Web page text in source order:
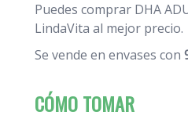
Puedes comprar DHA
LindaVita al mejor precio.
Se vende en envases con
CÓMO TOMAR